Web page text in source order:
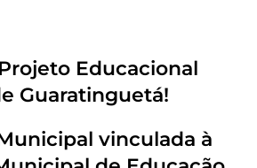
Educacional
Guaratinguetá!
vinculada à